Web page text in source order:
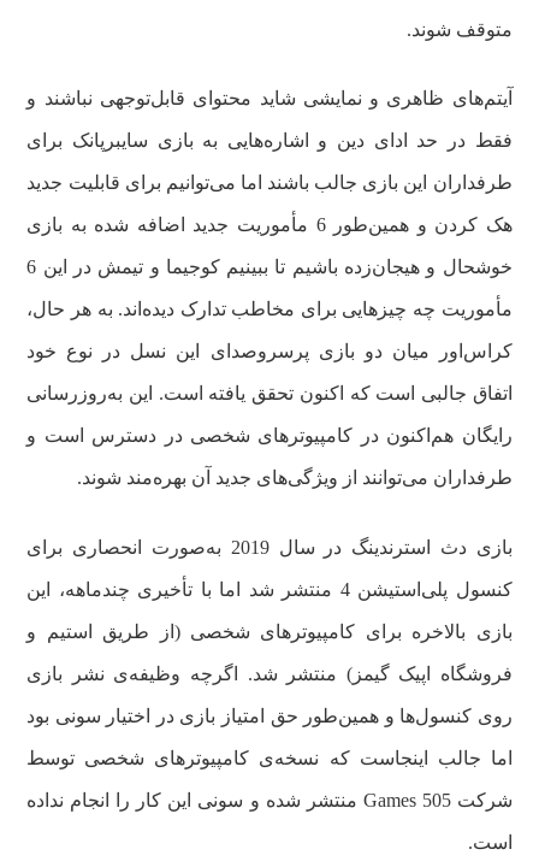
متوقف شوند.
آیتم‌های ظاهری و نمایشی شاید محتوای قابل‌توجهی نباشند و
فقط در حد ادای دین و اشاره‌هایی به بازی سایبرپانک برای
طرفداران این بازی جالب باشند اما می‌توانیم برای قابلیت جدید
هک کردن و همین‌طور 6 مأموریت جدید اضافه شده به بازی
خوشحال و هیجان‌زده باشیم تا ببینیم کوجیما و تیمش در این 6
مأموریت چه چیزهایی برای مخاطب تدارک دیده‌اند. به‌ هر حال،
کراس‌اور میان دو بازی پرسروصدای این نسل در نوع خود
اتفاق جالبی است که اکنون تحقق یافته است. این به‌روزرسانی
رایگان هم‌اکنون در کامپیوترهای شخصی در دسترس است و
طرفداران می‌توانند از ویژگی‌های جدید آن بهره‌مند شوند.
بازی دث استرندینگ در سال 2019 به‌صورت انحصاری برای
کنسول پلی‌استیشن 4 منتشر شد اما با تأخیری چندماهه، این
بازی بالاخره برای کامپیوترهای شخصی (از طریق استیم و
فروشگاه اپیک گیمز) منتشر شد. اگرچه وظیفه‌ی نشر بازی
روی کنسول‌ها و همین‌طور حق امتیاز بازی در اختیار سونی بود
اما جالب اینجاست که نسخه‌ی کامپیوترهای شخصی توسط
شرکت 505 Games منتشر شده و سونی این کار را انجام نداده
است.